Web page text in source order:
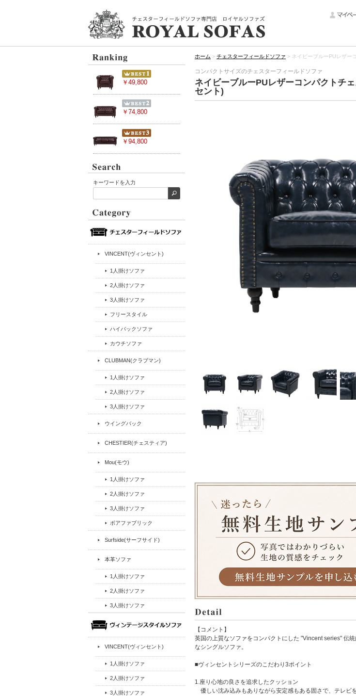
￥49,800
￥74,800
￥94,800
キーワードを入力
VINCENT(ヴィンセント)
1人掛けソファ
2人掛けソファ
3人掛けソファ
フリースタイル
ハイバックソファ
カウチソファ
CLUBMAN(クラブマン)
1人掛けソファ
2人掛けソファ
3人掛けソファ
ウイングバック
CHESTIER(チェスティア)
Mou(モウ)
1人掛けソファ
2人掛けソファ
3人掛けソファ
ボアファブリック
Surfside(サーフサイド)
本革ソファ
1人掛けソファ
2人掛けソファ
3人掛けソファ
VINCENT(ヴィンセント)
1人掛けソファ
2人掛けソファ
3人掛けソファ
ホーム > チェスターフィールドソファ > ネイビーブルーPUレザー
コンパクトサイズのチェスターフィールドソファ
ネイビーブルーPUレザーコンパクトチ
セント)
【コメント】
英国の上質なソファをコンパクトにした "Vincent series" 伝
なシングルソファ。
■ヴィンセントシリーズのこだわり3ポイント
1.座り心地の良さを追求したクッション
優しい沈み込みもありながら安定感もある固さで、テレビ